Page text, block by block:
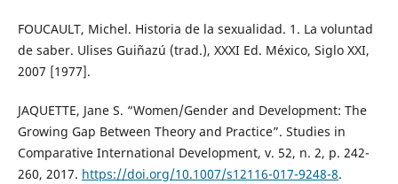
FOUCAULT, Michel. Historia de la sexualidad. 1. La voluntad
de saber. Ulises Guiñazú (trad.), XXXI Ed. México, Siglo XXI,
2007 [1977].
JAQUETTE, Jane S. “Women/Gender and Development: The
Growing Gap Between Theory and Practice”. Studies in
Comparative International Development, v. 52, n. 2, p. 242-
260, 2017. https://doi.org/10.1007/s12116-017-9248-8.